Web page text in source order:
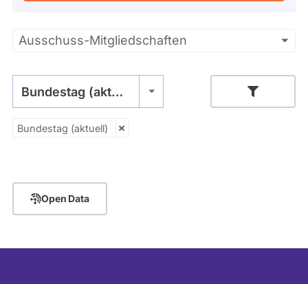
Mandaten
werden
Primäre
Ausschuss-Mitgliedschaften
Bundestag (aktuell)
Bundestag (aktuell)
Open Data